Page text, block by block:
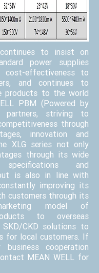
to insist on
power supplies
effectiveness to
and continues to
products to the world
PBM (Powered by
partners, striving to
through
innovation and
XLG series not only
through its wide
and
is also in line with
improving its
customers through its
model of
to overseas
CKD solutions to
for local customers. If
cooperation
MEAN WELL for